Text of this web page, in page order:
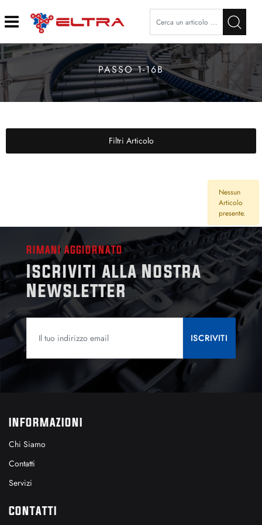
Open
PASSO 1-16B
Filtri Articolo
Nessun
Articolo
presente.
RIMANI AGGIORNATO
Iscriviti alla Nostra
Newsletter
INFORMAZIONI
Chi Siamo
Contatti
Servizi
CONTATTI